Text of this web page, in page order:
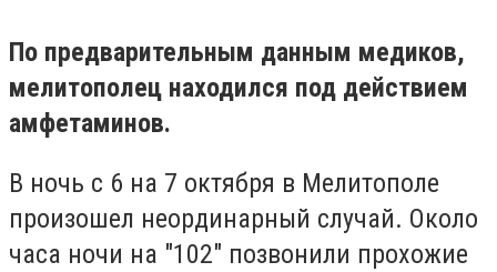
По предварительным данным медиков,
мелитополец находился под действием
амфетаминов.
В ночь с 6 на 7 октября в Мелитополе
произошел неординарный случай. Около
часа ночи на "102" позвонили прохожие